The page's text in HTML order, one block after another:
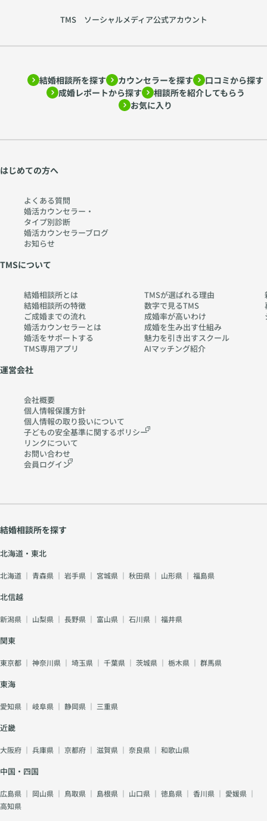
TMS ソーシャルメディア公式アカウント
結婚相談所を探す カウンセラーを探す
口コミから探す
成婚レポートから探す
相談所を紹介してもらう
お気に入り
はじめての方へ
よくある質問
婚活カウンセラー・
タイプ別診断
婚活カウンセラーブログ
お知らせ
TMSについて
結婚相談所とは
結婚相談所の特徴
ご成婚までの流れ
婚活カウンセラーとは
婚活をサポートする
TMS専用アプリ
TMSが選ばれる理由
数字で見るTMS
成婚率が高いわけ
成婚を生み出す仕組み
魅力を引き出すスクール
AIマッチング紹介
運営会社
会社概要
個人情報保護方針
個人情報の取り扱いについて
子どもの安全基準に関するポリシー
リンクについて
お問い合わせ
会員ログイン
結婚相談所を探す
北海道・東北
北海道 ｜ 青森県 ｜ 岩手県 ｜ 宮城県 ｜ 秋田県 ｜ 山形県 ｜ 福島県
北信越
新潟県 ｜ 山梨県 ｜ 長野県 ｜ 富山県 ｜ 石川県 ｜ 福井県
関東
東京都 ｜ 神奈川県 ｜ 埼玉県 ｜ 千葉県 ｜ 茨城県 ｜ 栃木県 ｜ 群馬県
東海
愛知県 ｜ 岐阜県 ｜ 静岡県 ｜ 三重県
近畿
大阪府 ｜ 兵庫県 ｜ 京都府 ｜ 滋賀県 ｜ 奈良県 ｜ 和歌山県
中国・四国
広島県 ｜ 岡山県 ｜ 鳥取県 ｜ 島根県 ｜ 山口県 ｜ 徳島県 ｜ 香川県 ｜ 愛媛県 ｜
高知県